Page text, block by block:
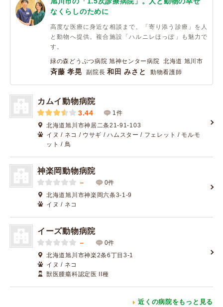
なくらしのために
高度な医療に身近な相談まで、「寄り添う診療」を人
と動物へ提供。複合施設「ハルニレほっぽ」も魅力で
す。
緑の森どうぶつ病院 旭神センター病院 北海道 旭川市
斉藤 孝晃 副院長 和田 みさと 動物看護師
カムイ動物病院
3.44
1件
北海道旭川市神居二条21-91-103
イヌ / ネコ / ウサギ / ハムスター / フェレット / モルモ
ット / 鳥
神楽岡動物病院
－
0件
北海道旭川市神楽岡六条3-1-9
イヌ / ネコ
イーズ動物病院
－
0件
北海道旭川市神楽2条6丁目3-1
イヌ / ネコ
獣医腫瘍科認定医 II種
近くの病院をもっと見る